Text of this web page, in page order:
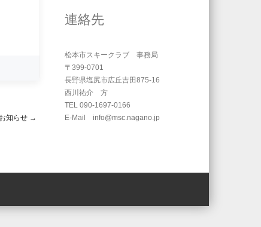
知らせ →
連絡先
松本市スキークラブ 事務局
〒399-0701
長野県塩尻市広丘吉田875-16
西川祐介 方
TEL 090-1697-0166
E-Mailinfo@msc.nagano.jp